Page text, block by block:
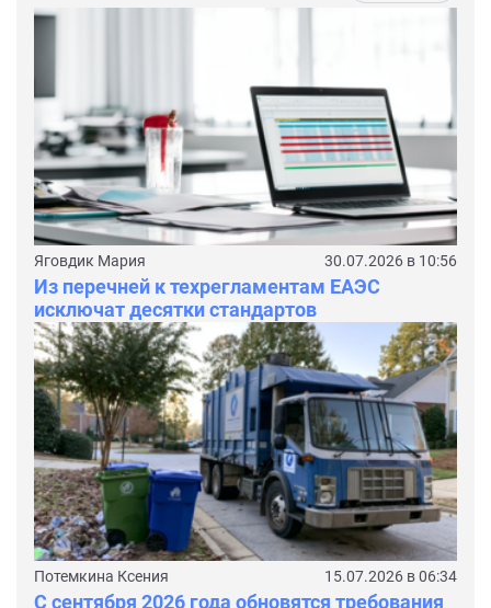
Яговдик Мария 30.07.2026 в 10:56
Из перечней к техрегламентам ЕАЭС
исключат десятки стандартов
Потемкина Ксения 15.07.2026 в 06:34
С сентября 2026 года обновятся требования